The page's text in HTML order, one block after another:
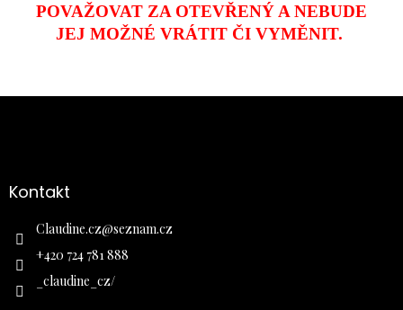
POVAŽOVAT ZA OTEVŘENÝ A NEBUDE
JEJ MOŽNÉ VRÁTIT ČI VYMĚNIT.
aKontakt
Claudine.cz@seznam.cz
+420 724 781 888
_claudine_cz/